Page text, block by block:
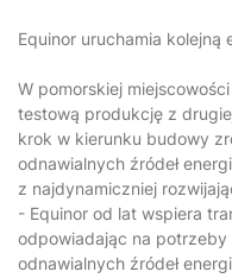
Equinor uruchamia
W pomorskiej
testową produkcję z
krok w kierunku budowy
odnawialnych źródeł
z najdynamiczniej
- Equinor od lat wspiera
odpowiadając na potrzeby
odnawialnych źródeł